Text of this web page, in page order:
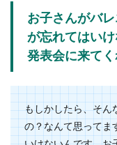
お子さんがバ
が忘れてはい
発表会に来てく
もしかしたら、そん
の？なんて思ってま